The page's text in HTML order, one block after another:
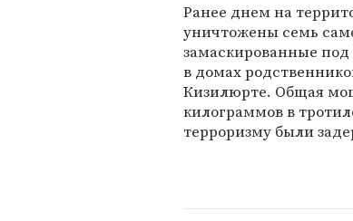
Ранее днем на
уничтожены семь
замаскированные
в домах
Кизилюрте. Общая
килограммов в
терроризму были